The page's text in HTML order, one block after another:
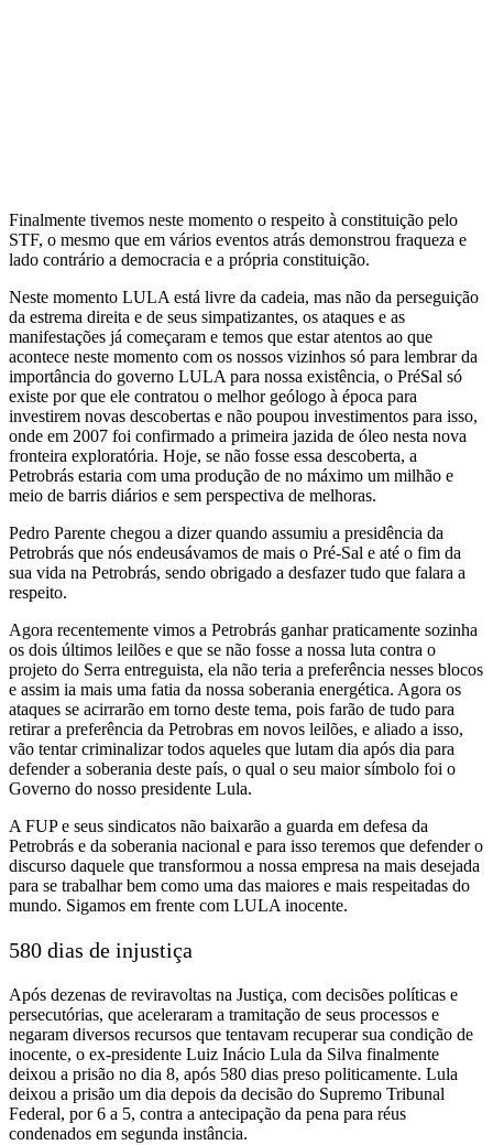
Finalmente tivemos neste momento o respeito à constituição pelo
STF, o mesmo que em vários eventos atrás demonstrou fraqueza e
lado contrário a democracia e a própria constituição.
Neste momento LULA está livre da cadeia, mas não da perseguição
da estrema direita e de seus simpatizantes, os ataques e as
manifestações já começaram e temos que estar atentos ao que
acontece neste momento com os nossos vizinhos só para lembrar da
importância do governo LULA para nossa existência, o PréSal só
existe por que ele contratou o melhor geólogo à época para
investirem novas descobertas e não poupou investimentos para isso,
onde em 2007 foi confirmado a primeira jazida de óleo nesta nova
fronteira exploratória. Hoje, se não fosse essa descoberta, a
Petrobrás estaria com uma produção de no máximo um milhão e
meio de barris diários e sem perspectiva de melhoras.
Pedro Parente chegou a dizer quando assumiu a presidência da
Petrobrás que nós endeusávamos de mais o Pré-Sal e até o fim da
sua vida na Petrobrás, sendo obrigado a desfazer tudo que falara a
respeito.
Agora recentemente vimos a Petrobrás ganhar praticamente sozinha
os dois últimos leilões e que se não fosse a nossa luta contra o
projeto do Serra entreguista, ela não teria a preferência nesses blocos
e assim ia mais uma fatia da nossa soberania energética. Agora os
ataques se acirrarão em torno deste tema, pois farão de tudo para
retirar a preferência da Petrobras em novos leilões, e aliado a isso,
vão tentar criminalizar todos aqueles que lutam dia após dia para
defender a soberania deste país, o qual o seu maior símbolo foi o
Governo do nosso presidente Lula.
A FUP e seus sindicatos não baixarão a guarda em defesa da
Petrobrás e da soberania nacional e para isso teremos que defender o
discurso daquele que transformou a nossa empresa na mais desejada
para se trabalhar bem como uma das maiores e mais respeitadas do
mundo. Sigamos em frente com LULA inocente.
580 dias de injustiça
Após dezenas de reviravoltas na Justiça, com decisões políticas e
persecutórias, que aceleraram a tramitação de seus processos e
negaram diversos recursos que tentavam recuperar sua condição de
inocente, o ex-presidente Luiz Inácio Lula da Silva finalmente
deixou a prisão no dia 8, após 580 dias preso politicamente. Lula
deixou a prisão um dia depois da decisão do Supremo Tribunal
Federal, por 6 a 5, contra a antecipação da pena para réus
condenados em segunda instância.